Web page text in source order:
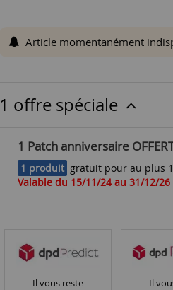
Article momentanément
1 offre spéciale
1 Patch anniversaire
1 produit gratuit pour au plus
Valable du 15/11/24 au 31/12/26
Il vous reste Il